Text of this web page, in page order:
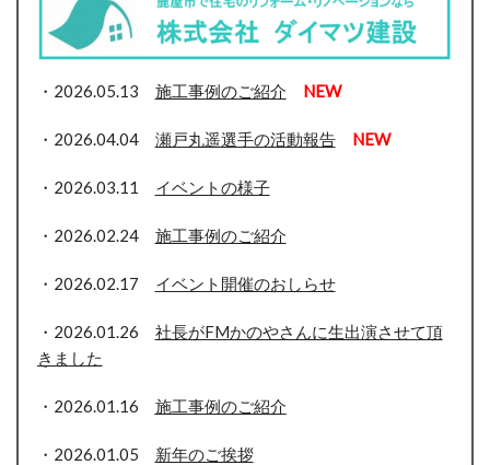
・2026.05.13 施工事例のご紹介 NEW
・2026.04.04 瀬戸丸遥選手の活動報告 NEW
・2026.03.11 イベントの様子
・2026.02.24 施工事例のご紹介
・2026.02.17 イベント開催のおしらせ
・2026.01.26 社長がFMかのやさんに生出演させて頂
きました
・2026.01.16 施工事例のご紹介
・2026.01.05 新年のご挨拶